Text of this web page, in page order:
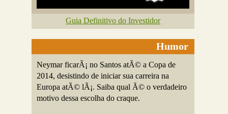
Guia Definitivo do Investidor
Humor
Neymar ficarÃ¡ no Santos atÃ© a Copa de
2014, desistindo de iniciar sua carreira na
Europa atÃ© lÃ¡. Saiba qual Ã© o verdadeiro
motivo dessa escolha do craque.